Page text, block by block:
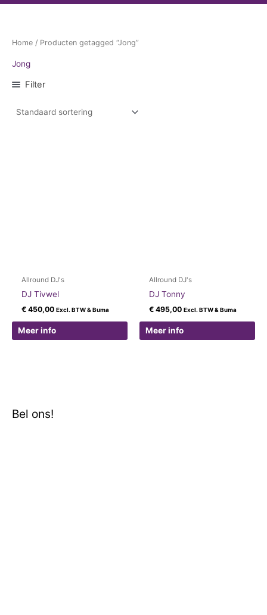
Home / Producten getagged “Jong”
Jong
Filter
Allround DJ's
DJ Tivwel
€ 450,00 Excl. BTW & Buma
Meer info
Allround DJ's
DJ Tonny
€ 495,00 Excl. BTW & Buma
Meer info
Bel ons!